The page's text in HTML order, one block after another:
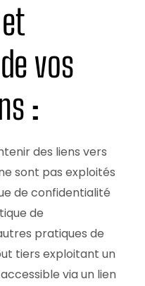
vos
:
des liens vers
sont pas exploités
de confidentialité
de
pratiques de
tiers exploitant un
via un lien